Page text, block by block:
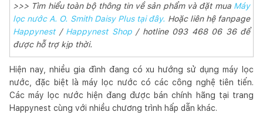
>>> Tìm hiểu toàn bộ thông tin về sản phẩm và đặt mua Máy
lọc nước A. O. Smith Daisy Plus tại đây. Hoặc liên hệ fanpage
Happynest/ Happynest Shop/ hotline 093 468 06 36 để
được hỗ trợ kịp thời.
Hiện nay, nhiều gia đình đang có xu hướng sử dụng máy lọc
nước, đặc biệt là máy lọc nước có các công nghệ tiên tiến.
Các máy lọc nước hiện đang được bán chính hãng tại trang
Happynest cùng với nhiều chương trình hấp dẫn khác.